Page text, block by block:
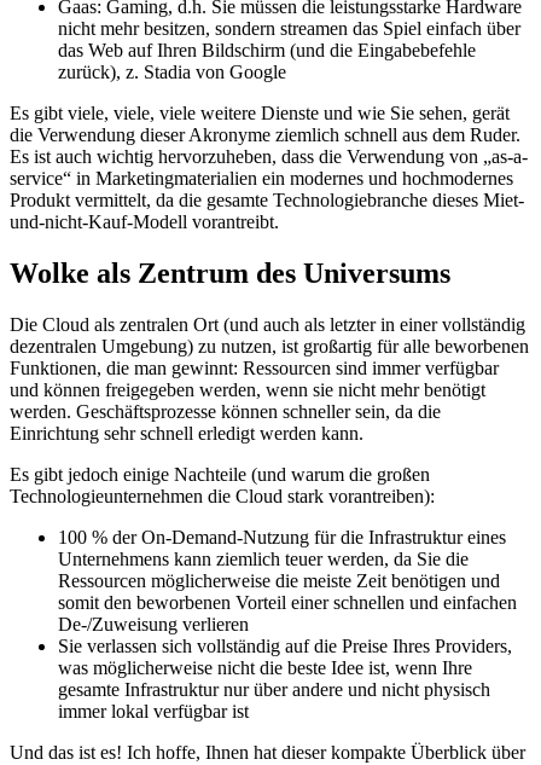
+ bestimmte Managementaspekte abstrahiert werden
RaaS: Ransomware, Sie ahnen es
Gaas: Gaming, d.h. Sie müssen die leistungsstarke Hardware
nicht mehr besitzen, sondern streamen das Spiel einfach über
das Web auf Ihren Bildschirm (und die Eingabebefehle
zurück), z. Stadia von Google
Es gibt viele, viele, viele weitere Dienste und wie Sie sehen, gerät
die Verwendung dieser Akronyme ziemlich schnell aus dem Ruder.
Es ist auch wichtig hervorzuheben, dass die Verwendung von „as-a-
Produkt vermittelt, da die gesamte Technologiebranche dieses Miet-
und-nicht-Kauf-Modell vorantreibt.
Wolke als Zentrum des Universums
Die Cloud als zentralen Ort (und auch als letzter in einer vollständig
dezentralen Umgebung) zu nutzen, ist großartig für alle beworbenen
Funktionen, die man gewinnt: Ressourcen sind immer verfügbar
und können freigegeben werden, wenn sie nicht mehr benötigt
werden. Geschäftsprozesse können schneller sein, da die
Einrichtung sehr schnell erledigt werden kann.
Es gibt jedoch einige Nachteile (und warum die großen
Technologieunternehmen die Cloud stark vorantreiben):
100 % der On-Demand-Nutzung für die Infrastruktur eines
Unternehmens kann ziemlich teuer werden, da Sie die
Ressourcen möglicherweise die meiste Zeit benötigen und
somit den beworbenen Vorteil einer schnellen und einfachen
De-/Zuweisung verlieren
Sie verlassen sich vollständig auf die Preise Ihres Providers,
was möglicherweise nicht die beste Idee ist, wenn Ihre
gesamte Infrastruktur nur über andere und nicht physisch